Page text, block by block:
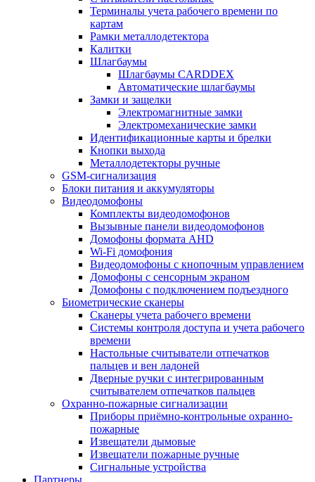
Терминалы учета рабочего времени по
картам
Рамки металлодетектора
Калитки
Шлагбаумы
Шлагбаумы CARDDEX
Автоматические шлагбаумы
Замки и защелки
Электромагнитные замки
Электромеханические замки
Идентификационные карты и брелки
Кнопки выхода
Металлодетекторы ручные
GSM-сигнализация
Блоки питания и аккумуляторы
Видеодомофоны
Комплекты видеодомофонов
Вызывные панели видеодомофонов
Домофоны формата AHD
Wi-Fi домофония
Видеодомофоны с кнопочным управлением
Домофоны с сенсорным экраном
Домофоны с подключением подъездного
Биометрические сканеры
Сканеры учета рабочего времени
Системы контроля доступа и учета рабочего
времени
Настольные считыватели отпечатков
пальцев и вен ладоней
Дверные ручки с интегрированным
считывателем отпечатков пальцев
Охранно-пожарные сигнализации
Приборы приёмно-контрольные охранно-
пожарные
Извещатели дымовые
Извещатели пожарные ручные
Сигнальные устройства
Партнеры